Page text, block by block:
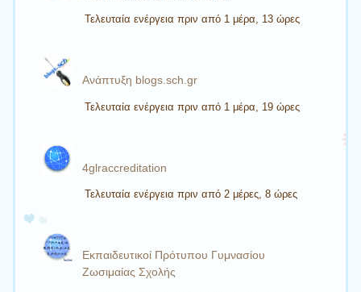
Τελευταία ενέργεια πριν από 1 μέρα, 13 ώρες
Ανάπτυξη blogs.sch.gr
Τελευταία ενέργεια πριν από 1 μέρα, 19 ώρες
4glraccreditation
Τελευταία ενέργεια πριν από 2 μέρες, 8 ώρες
Εκπαιδευτικοί Πρότυπου Γυμνασίου
Ζωσιμαίας Σχολής